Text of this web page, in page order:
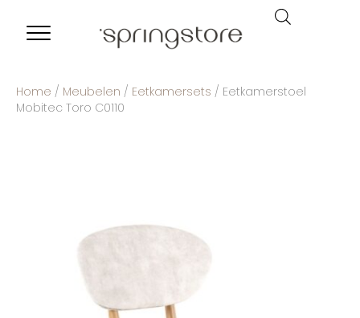
Home / Meubelen / Eetkamersets / Eetkamerstoel
Mobitec Toro C0110